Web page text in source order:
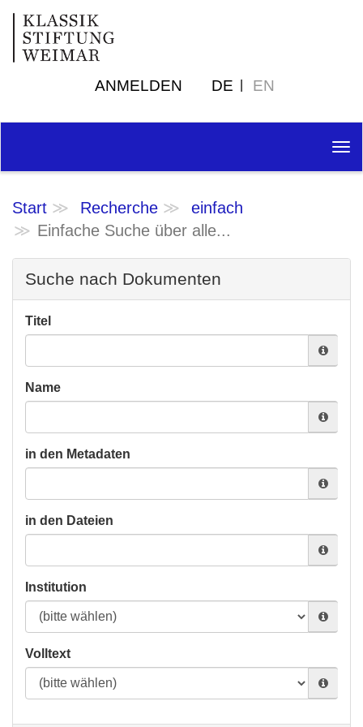
ANMELDEN DE EN
Start Recherche
einfach
Einfache Suche über alle...
Suche nach Dokumenten
Titel
Name
in den Metadaten
in den Dateien
Institution
Volltext